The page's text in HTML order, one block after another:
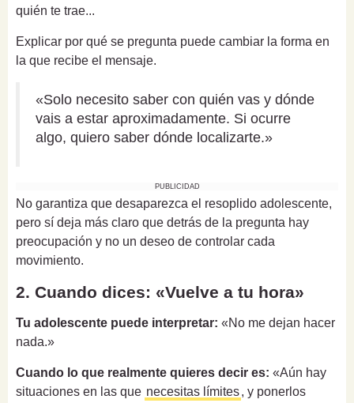
quién te trae...
Explicar por qué se pregunta puede cambiar la forma en
la que recibe el mensaje.
«Solo necesito saber con quién vas y dónde
vais a estar aproximadamente. Si ocurre
algo, quiero saber dónde localizarte.»
PUBLICIDAD
No garantiza que desaparezca el resoplido adolescente,
pero sí deja más claro que detrás de la pregunta hay
preocupación y no un deseo de controlar cada
movimiento.
2. Cuando dices: «Vuelve a tu hora»
Tu adolescente puede interpretar: «No me dejan hacer
nada.»
Cuando lo que realmente quieres decir es: «Aún hay
situaciones en las que necesitas límites, y ponerlos